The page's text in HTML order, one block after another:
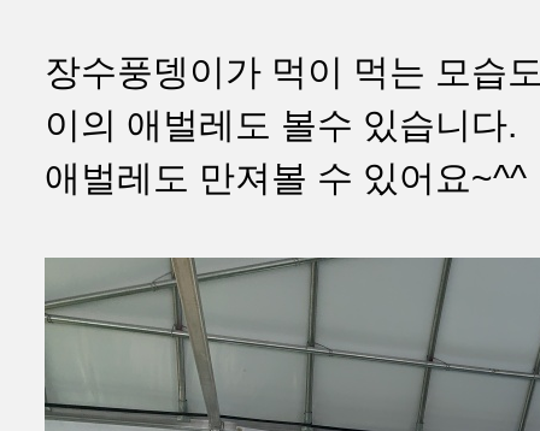
장수풍뎅이가 먹이 먹는 모습
이의 애벌레도 볼수 있습니다.
애벌레도 만져볼 수 있어요~^^